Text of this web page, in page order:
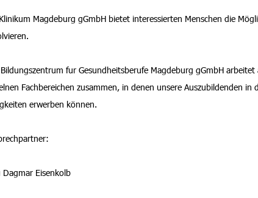
Magdeburg gGmbH bietet interessierten Menschen die
fur Gesundheitsberufe Magdeburg gGmbH
Fachbereichen zusammen, in denen unsere Auszubildenden
erwerben können.
Dagmar Eisenkolb